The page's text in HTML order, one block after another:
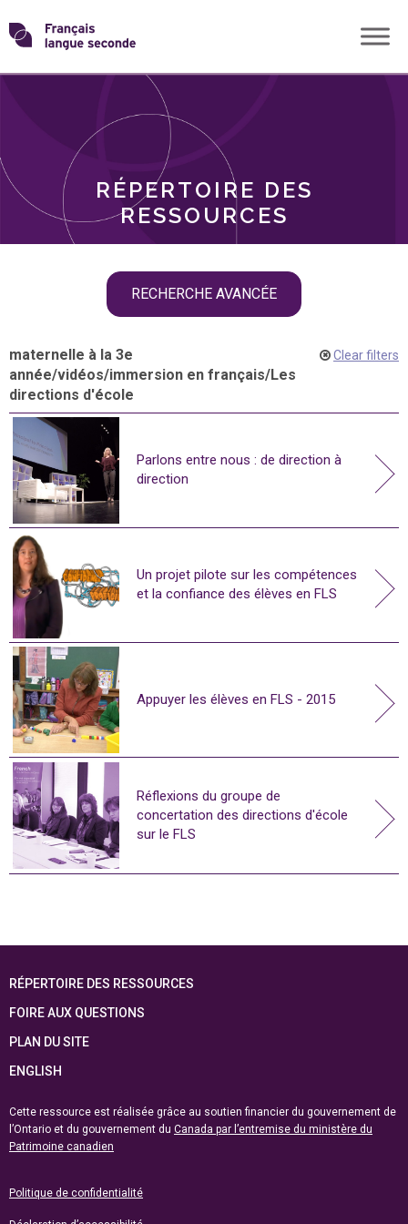
Skip
toTransformons
langue
RÉPERTOIRE DES
RESSOURCES
RECHERCHE AVANCÉE
THÈMES
maternelle à la 3e
année/vidéos/immersion en français/Les
directions d'école
Clear filters
Parlons entre nous : de direction à
direction
Un projet pilote sur les compétences
et la confiance des élèves en FLS
Appuyer les élèves en FLS - 2015
Réflexions du groupe de
concertation des directions d'école
sur le FLS
RÉPERTOIRE DES RESSOURCES
FOIRE AUX QUESTIONS
PLAN DU SITE
ENGLISH
Cette ressource est réalisée grâce au soutien financier du gouvernement de
l’Ontario et du gouvernement du Canada par l’entremise du ministère du
Patrimoine canadien
Politique de confidentialité